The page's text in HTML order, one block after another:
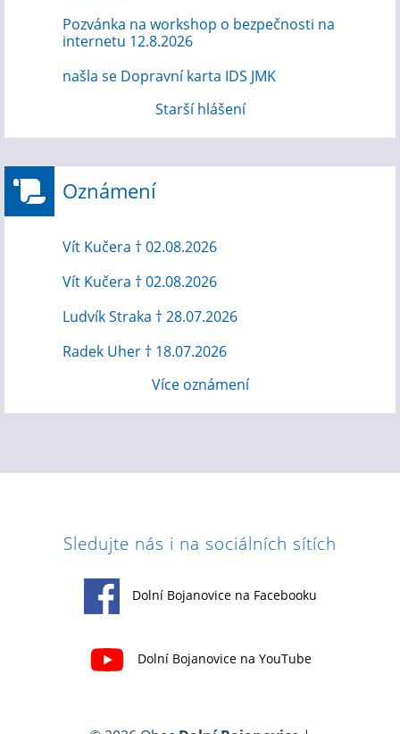
Pozvánka na workshop o bezpečnosti na
internetu 12.8.2026
našla se Dopravní karta IDS JMK
Starší hlášení
Oznámení
Vít Kučera † 02.08.2026
Vít Kučera † 02.08.2026
Ludvík Straka † 28.07.2026
Radek Uher † 18.07.2026
Více oznámení
Sledujte nás i na sociálních sítích
Dolní Bojanovice na Facebooku
Dolní Bojanovice na YouTube